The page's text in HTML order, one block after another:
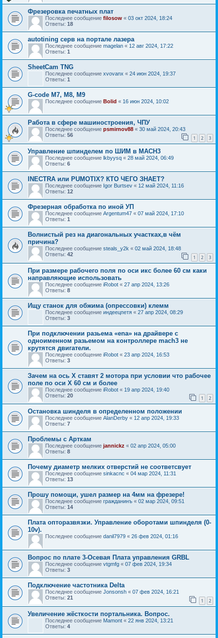
Фрезеровка печатных плат
Последнее сообщение filosow « 03 окт 2024, 18:24
Ответы: 18
autotining серв на портале лазера
Последнее сообщение magelan « 12 авг 2024, 17:22
Ответы: 1
SheetCam TNG
Последнее сообщение xvovanx « 24 июн 2024, 19:37
Ответы: 1
G-code М7, М8, М9
Последнее сообщение Bolid « 16 июн 2024, 10:02
Работа в сфере машиностроения, ЧПУ
Последнее сообщение psmirnov88 « 30 май 2024, 20:43
Ответы: 56 1 2 3
Управление шпинделем по ШИМ в MACH3
Последнее сообщение lkbyysq « 28 май 2024, 06:49
Ответы: 6
INECTRA или PUMOTIX? КТО ЧЕГО ЗНАЕТ?
Последнее сообщение Igor Burtsev « 12 май 2024, 11:16
Ответы: 12
Фрезерная обработка по иной УП
Последнее сообщение Argentum47 « 07 май 2024, 17:10
Ответы: 1
Волнистый рез на диагональных участках,в чём
причина?
Последнее сообщение steals_y2k « 02 май 2024, 18:48
Ответы: 42 1 2 3
При размере рабочего поля по оси икс более 60 см каки
направляющие использовать
Последнее сообщение iRobot « 27 апр 2024, 13:26
Ответы: 8
Ищу станок для обжима (опрессовки) клемм
Последнее сообщение индеецпетя « 27 апр 2024, 08:29
Ответы: 3
При подключении разьема «ena» на драйвере с
одноименном разьемом на контроллере mach3 не
крутятся двигатели.
Последнее сообщение iRobot « 23 апр 2024, 16:53
Ответы: 3
Зачем на ось X ставят 2 мотора при условии что рабочее
поле по оси X 60 см и более
Последнее сообщение iRobot « 19 апр 2024, 19:40
Ответы: 20 1 2
Остановка шинделя в определенном положении
Последнее сообщение AlanDerby « 12 апр 2024, 19:33
Ответы: 7
Проблемы с Арткам
Последнее сообщение jannickz « 02 апр 2024, 05:00
Ответы: 8
Почему диаметр мелких отверстий не соответсвует
Последнее сообщение sinkacnc « 04 мар 2024, 11:31
Ответы: 13
Прошу помощи, ушел размер на 4мм на фрезере!
Последнее сообщение гражданинъ « 02 мар 2024, 09:51
Ответы: 14
Плата опторазвязки. Управление оборотами шпинделя (0-
10v).
Последнее сообщение danil7979 « 26 фев 2024, 01:16
Вопрос по плате 3-Осевая Плата управления GRBL
Последнее сообщение vtgmfg « 07 фев 2024, 19:34
Ответы: 3
Подключение частотника Delta
Последнее сообщение Jonsonsh « 07 фев 2024, 16:21
Ответы: 21 1 2
Увеличение жёсткости портальника. Вопрос.
Последнее сообщение Mamont « 22 янв 2024, 13:21
Ответы: 4